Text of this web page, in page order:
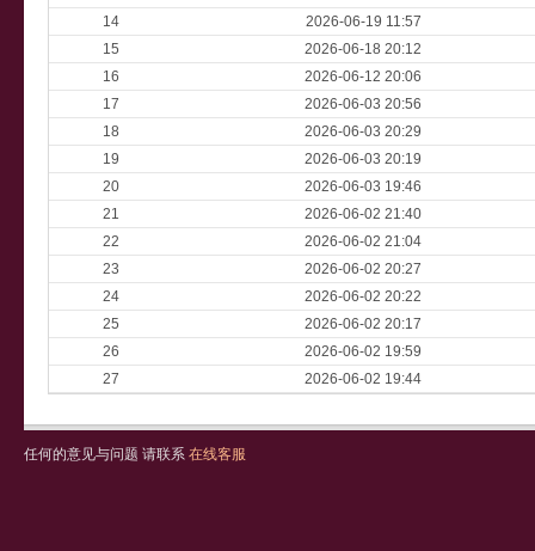
14
2026-06-19 11:57
15
2026-06-18 20:12
16
2026-06-12 20:06
17
2026-06-03 20:56
18
2026-06-03 20:29
19
2026-06-03 20:19
20
2026-06-03 19:46
21
2026-06-02 21:40
22
2026-06-02 21:04
23
2026-06-02 20:27
24
2026-06-02 20:22
25
2026-06-02 20:17
26
2026-06-02 19:59
27
2026-06-02 19:44
任何的意见与问题 请联系 在线客服